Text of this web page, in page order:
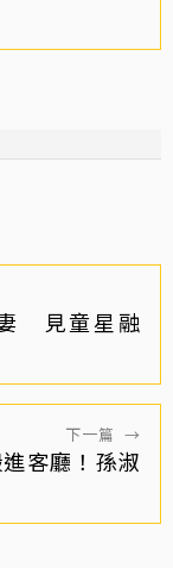
見童星融
下一篇 →
客廳！孫淑